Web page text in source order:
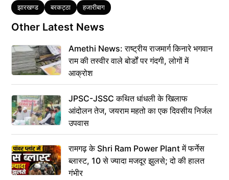
Tags
झारखण्ड बरकट्ठा हजारीबाग
Other Latest News
Amethi News: राष्ट्रीय राजमार्ग किनारे भगवान
राम की तस्वीर वाले बोर्डों पर गंदगी, लोगों में
आक्रोश
JPSC-JSSC कथित धांधली के खिलाफ
आंदोलन तेज, जयराम महतो का एक दिवसीय निर्जल
उपवास
रामगढ़ के Shri Ram Power Plant में फर्नेस
ब्लास्ट, 10 से ज्यादा मजदूर झुलसे; दो की हालत
गंभीर